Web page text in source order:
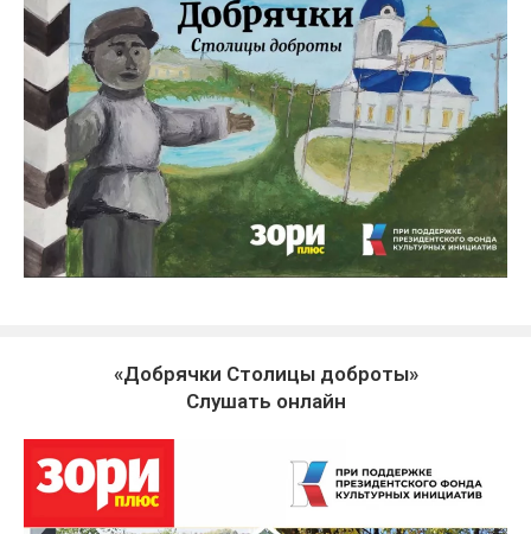
«Добрячки Столицы доброты»
Слушать онлайн